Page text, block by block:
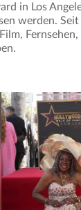
in Los
werden.
Fernsehen,